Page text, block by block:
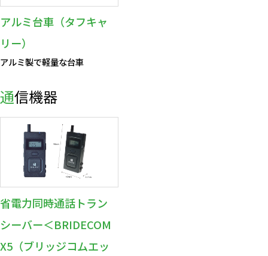
アルミ台車（タフキャ
リー）
アルミ製で軽量な台車
通信機器
省電力同時通話トラン
シーバー＜BRIDECOM
X5（ブリッジコムエッ